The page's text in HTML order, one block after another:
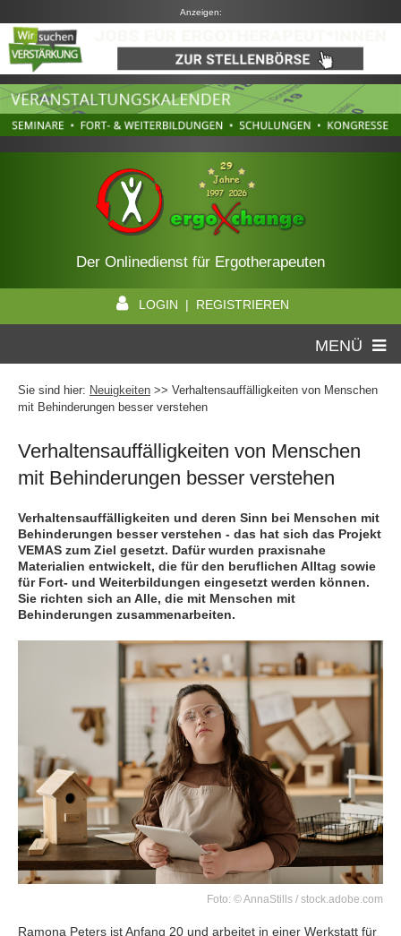
Anzeigen:
Der Onlinedienst für Ergotherapeuten
LOGIN | REGISTRIEREN
MENÜ
Sie sind hier: Neuigkeiten >> Verhaltensauffälligkeiten von Menschen
mit Behinderungen besser verstehen
Verhaltensauffälligkeiten von Menschen
mit Behinderungen besser verstehen
Verhaltensauffälligkeiten und deren Sinn bei Menschen mit
Behinderungen besser verstehen - das hat sich das Projekt
VEMAS zum Ziel gesetzt. Dafür wurden praxisnahe
Materialien entwickelt, die für den beruflichen Alltag sowie
für Fort- und Weiterbildungen eingesetzt werden können.
Sie richten sich an Alle, die mit Menschen mit
Behinderungen zusammenarbeiten.
Foto: © AnnaStills / stock.adobe.com
Ramona Peters ist Anfang 20 und arbeitet in einer Werkstatt für